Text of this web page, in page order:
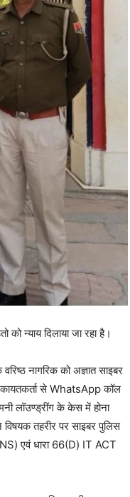
को न्याय दिलाया जा रहा है।
नागरिक को अज्ञात साइबर
से WhatsApp कॉल
लॉउण्ड्रींग के केस में होना
तहरीर पर साइबर पुलिस
एवं धारा 66(D) IT ACT